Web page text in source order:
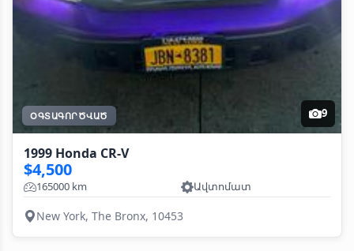
9
ՕԳՏԱԳՈՐԾՎԱԾ
1999 Honda CR-V
$4,500
165000 km Ավտոմատ
New York, The Bronx, 10453